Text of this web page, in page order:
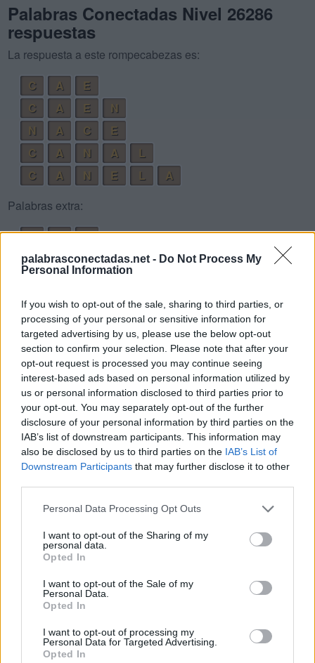
palabrasconectadas.net - Do Not Process My
Personal Information
If you wish to opt-out of the sale, sharing to third parties, or
processing of your personal or sensitive information for
targeted advertising by us, please use the below opt-out
section to confirm your selection. Please note that after your
opt-out request is processed you may continue seeing
interest-based ads based on personal information utilized by
us or personal information disclosed to third parties prior to
your opt-out. You may separately opt-out of the further
disclosure of your personal information by third parties on the
IAB’s list of downstream participants. This information may
also be disclosed by us to third parties on the IAB’s List of
Downstream Participants that may further disclose it to other
Personal Data Processing Opt Outs
I want to opt-out of the Sharing of my
personal data.
Opted In
I want to opt-out of the Sale of my
Personal Data.
Opted In
I want to opt-out of processing my
Personal Data for Targeted Advertising.
Opted In
Palabras Conectadas Nivel 26286
respuestas
La respuesta a este rompecabezas es:
C
A
E
C
A E
N
N
A C
E
C
A N A
L
C
A N E L
A
Palabras extra:
L
E
A
C
A
L
A
L
A
L
E A
N
C
A N
A
C
A L
E
L
A N C
E
C
A L
A
L
A C
E
C
E N
A
L
A N
A
L A
N
A
E L
L E
E N C
A